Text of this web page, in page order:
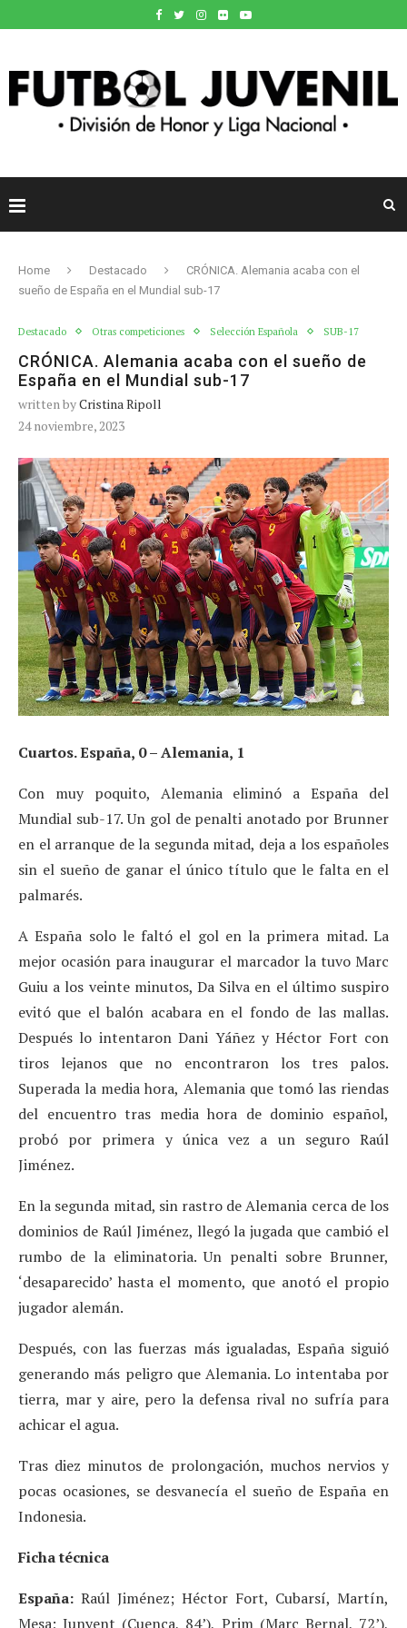
Home Destacado
CRÓNICA. Alemania acaba con el
sueño de España en el Mundial sub-17
Destacado Otras competiciones Selección Española SUB-17
CRÓNICA. Alemania acaba con el sueño de
España en el Mundial sub-17
written byCristina Ripoll
24 noviembre, 2023
Cuartos. España, 0 – Alemania, 1
Con muy poquito, Alemania eliminó a España del
Mundial sub-17. Un gol de penalti anotado por Brunner
en el arranque de la segunda mitad, deja a los españoles
sin el sueño de ganar el único título que le falta en el
palmarés.
A España solo le faltó el gol en la primera mitad. La
mejor ocasión para inaugurar el marcador la tuvo Marc
Guiu a los veinte minutos, Da Silva en el último suspiro
evitó que el balón acabara en el fondo de las mallas.
Después lo intentaron Dani Yáñez y Héctor Fort con
tiros lejanos que no encontraron los tres palos.
Superada la media hora, Alemania que tomó las riendas
del encuentro tras media hora de dominio español,
probó por primera y única vez a un seguro Raúl
Jiménez.
En la segunda mitad, sin rastro de Alemania cerca de los
dominios de Raúl Jiménez, llegó la jugada que cambió el
rumbo de la eliminatoria. Un penalti sobre Brunner,
‘desaparecido’ hasta el momento, que anotó el propio
jugador alemán.
Después, con las fuerzas más igualadas, España siguió
generando más peligro que Alemania. Lo intentaba por
tierra, mar y aire, pero la defensa rival no sufría para
achicar el agua.
Tras diez minutos de prolongación, muchos nervios y
pocas ocasiones, se desvanecía el sueño de España en
Indonesia.
Ficha técnica
España: Raúl Jiménez; Héctor Fort, Cubarsí, Martín,
Mesa; Junyent (Cuenca, 84’), Prim (Marc Bernal, 72’),